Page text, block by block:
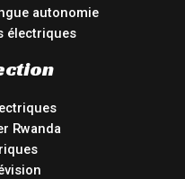
autonomie
électriques
Rwanda